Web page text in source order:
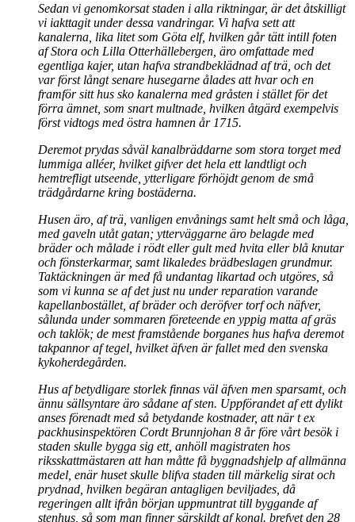
Sedan vi genomkorsat staden i alla riktningar, är det åtskilligt
vi iakttagit under dessa vandringar. Vi hafva sett att
kanalerna, lika litet som Göta elf, hvilken går tätt intill foten
af Stora och Lilla Otterhällebergen, äro omfattade med
egentliga kajer, utan hafva strandbeklädnad af trä, och det
var först långt senare husegarne ålades att hvar och en
framför sitt hus sko kanalerna med gråsten i stället för det
förra ämnet, som snart multnade, hvilken åtgärd exempelvis
först vidtogs med östra hamnen år 1715.
Deremot prydas såväl kanalbräddarne som stora torget med
lummiga alléer, hvilket gifver det hela ett landtligt och
hemtrefligt utseende, ytterligare förhöjdt genom de små
trädgårdarne kring bostäderna.
Husen äro, af trä, vanligen envånings samt helt små och låga,
med gaveln utåt gatan; ytterväggarne äro belagde med
bräder och målade i rödt eller gult med hvita eller blå knutar
och fönsterkarmar, samt likaledes brädbeslagen grundmur.
Taktäckningen är med få undantag likartad och utgöres, så
som vi kunna se af det just nu under reparation varande
kapellanbostället, af bräder och deröfver torf och näfver,
sålunda under sommaren företeende en yppig matta af gräs
och taklök; de mest framstående borganes hus hafva deremot
takpannor af tegel, hvilket äfven är fallet med den svenska
kykoherdegården.
Hus af betydligare storlek finnas väl äfven men sparsamt, och
ännu sällsyntare äro sådane af sten. Uppförandet af ett dylikt
anses förenadt med så betydande kostnader, att när t ex
packhusinspektören Cordt Brunnjohan 8 år före vårt besök i
staden skulle bygga sig ett, anhöll magistraten hos
riksskattmästaren att han måtte få byggnadshjelp af allmänna
medel, enär huset skulle blifva staden till märkelig sirat och
prydnad, hvilken begäran antagligen beviljades, då
regeringen allt ifrån början uppmuntrat till byggande af
stenhus, så som man finner särskildt af kongl. brefvet den 28